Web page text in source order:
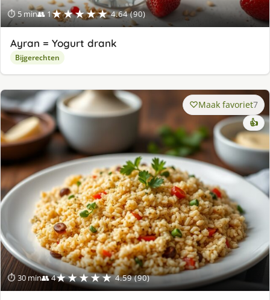
⏱ 5 min👥 1★★★★★ 4.64 (90)
Ayran = Yogurt drank
Bijgerechten
⏱ 30 min👥 4★★★★★ 4.59 (90)
Maak favoriet7
👍